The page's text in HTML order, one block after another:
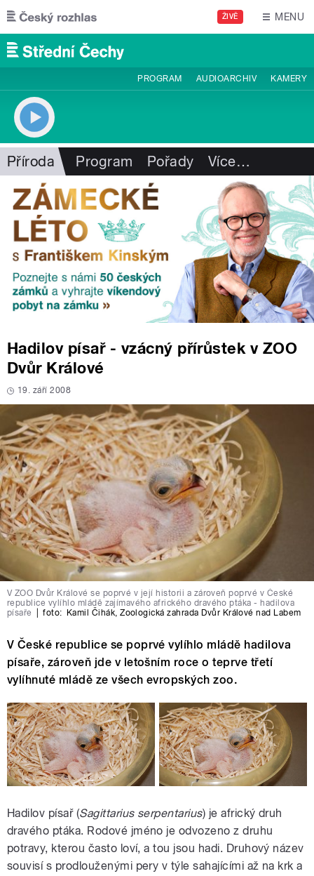
Přejít k hlavnímu obsahu
ŽIVĚ MENU
PROGRAM AUDIOARCHIV KAMERY
Příroda Program Pořady Více…
Hadilov písař - vzácný přírůstek v ZOO
Dvůr Králové
19. září 2008
V ZOO Dvůr Králové se poprvé v její historii a zároveň poprvé v České
republice vylíhlo mládě zajímavého afrického dravého ptáka - hadilova
písaře
foto: Kamil Čihák, Zoologická zahrada Dvůr Králové nad Labem
V České republice se poprvé vylíhlo mládě hadilova
písaře, zároveň jde v letošním roce o teprve třetí
vylíhnuté mládě ze všech evropských zoo.
Hadilov písař (Sagittarius serpentarius) je africký druh
dravého ptáka. Rodové jméno je odvozeno z druhu
potravy, kterou často loví, a tou jsou hadi. Druhový název
souvisí s prodlouženými pery v týle sahajícími až na krk a